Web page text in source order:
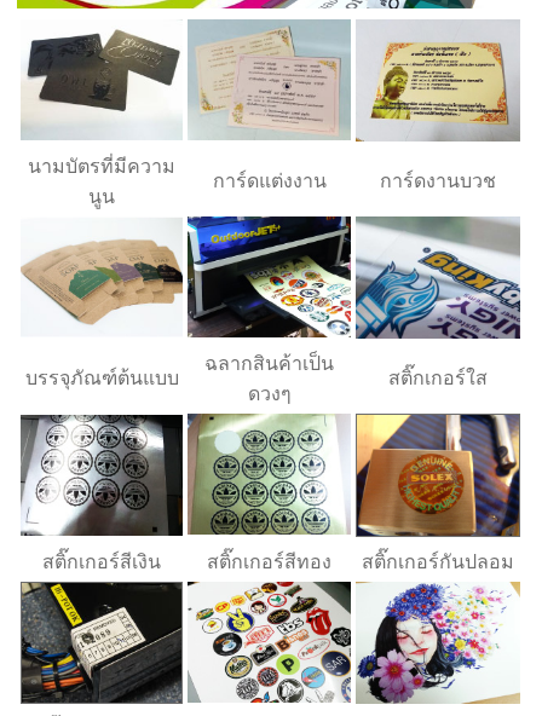
นามบัตรที่มีความ
นูน
การ์ดแต่งงาน การ์ดงานบวช
บรรจุภัณฑ์ต้นแบบ
ฉลากสินค้าเป็น
ดวงๆ
สติ๊กเกอร์ใส
สติ๊กเกอร์สีเงิน สติ๊กเกอร์สีทอง สติ๊กเกอร์กันปลอม